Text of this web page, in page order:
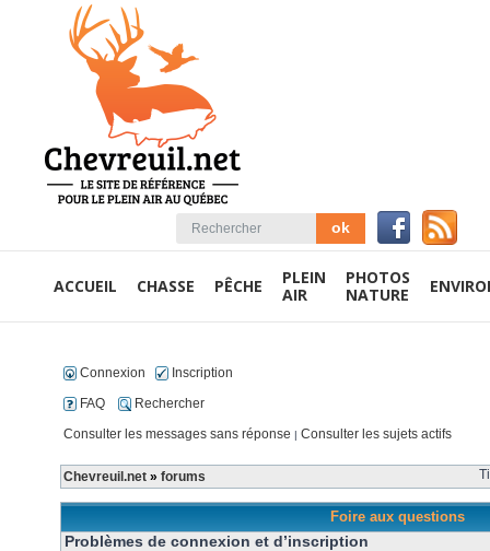
ACCUEIL CHASSE PÊCHE
PLEIN
AIR
PHOTOS
NATURE
Connexion
Inscription
FAQ
Rechercher
Consulter les messages sans réponse | Consulter les sujets actifs
Chevreuil.net » forums
Foire aux questions
Problèmes de connexion et d’inscription